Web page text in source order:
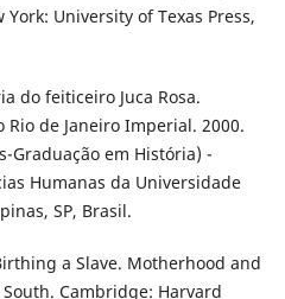
University of Texas Press,
do feiticeiro Juca Rosa.
de Janeiro Imperial. 2000.
Graduação em História) -
Humanas da Universidade
SP, Brasil.
a Slave. Motherhood and
Cambridge: Harvard